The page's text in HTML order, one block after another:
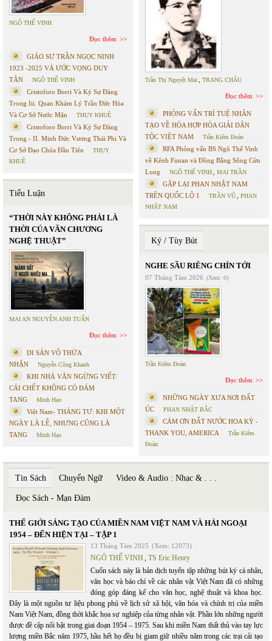
NGÔ THẾ VINH
Đọc thêm
GIÁO SƯ TRẦN NGỌC NINH
1923 -2025 VÀ ƯỚC VỌNG DUY
TÂN
NGÔ THẾ VINH
Cristoforo Borri Và Ký Sự Đàng
Trong Iii. Quan Khám Lý Trần Đức Hòa
Và Cơ Sở Nước Mặn
THỤY KHUÊ
Cristoforo Borri Và Ký Sự Đàng
Trong - II. Minh Đức Vương Thái Phi Và
Cơ Sở Đạo Chúa Đầu Tiên
THỤY
KHUÊ
Tiểu Luận
“THỜI NÀY KHÔNG PHẢI LÀ
THỜI CỦA VĂN CHƯƠNG
NGHỆ THUẬT”
MAI AN NGUYỄN ANH TUẤN
Đọc thêm
DI SẢN VÔ THỪA
NHẬN
Nguyễn Công Khanh
KHI NHÀ VĂN NGỪNG VIẾT:
CÁI CHẾT KHÔNG CÓ ĐÁM
TANG
Minh Hạo
Việt Nam- THÁNG TƯ: KHI MỘT
NGÀY LÀ LỄ, NHƯNG CŨNG LÀ
TANG
Minh Hạo
Trần Thị Nguyệt Mai TRANG CHÂU
Đọc thêm
PHỎNG VẤN TRÍ TUỆ NHÂN
TẠO VỀ HÒA HỢP HÒA GIẢI DÂN
TỘC VIỆT NAM
Trần Kiêm Đoàn
RFA Phỏng vấn BS Ngô Thế Vinh
về Kênh Funan và Đồng Bằng Sông Cửu
Long
NGÔ THẾ VINH MAI TRẦN
GẶP LẠI PHAN NHẬT NAM
TRÊN QUỐC LỘ 1
TRẦN VŨ
PHAN
NHẬT NAM
Ký / Tùy Bút
NGHE SẦU RIÊNG CHÍN TỚI
07 Tháng Tám 2026 (Xem: 0)
Trần Kiêm Đoàn
Đọc thêm
NHỮNG NGÀY XƯA NƠI ĐẤT
ÚC
PHAN NHẬT BẮC
CÁM ƠN ĐẤT NƯỚC HOA KỲ -
THANK YOU, AMERICA
Trần Kiêm
Đoàn
Tin Sách Chuyển Ngữ Video & Audio : Nhạc & . . .
Đọc Sách - Mạn Đàm
THẾ GIỚI SÁNG TẠO CỦA MIỀN NAM VIỆT NAM VÀ HẢI NGOẠI
1954 – ĐẾN HIỆN TẠI – TẬP 1
13 Tháng Tám 2025 (Xem: 12073)
NGÔ THẾ VINH, TS Eric Henry
Cuốn sách này là bản dịch tuyển tập những bút ký cá nhân,
văn học và báo chí về các nhân vật Việt Nam đã có những
đóng góp đáng kể cho văn học, nghệ thuật và khoa học.
Đây là một nguồn tư liệu phong phú về lịch sử xã hội, văn hóa và chính trị của miền
Nam Việt Nam, đồng thời khắc họa sự nghiệp của từng nhân vật. Phần lớn những người
được đề cập nổi bật trong giai đoạn 1954 – 1975. Sau khi miền Nam thất thủ vào tay lực
lượng miền Bắc năm 1975, hầu hết họ đều bị giam giữ nhiều năm trong các trại cải tạo